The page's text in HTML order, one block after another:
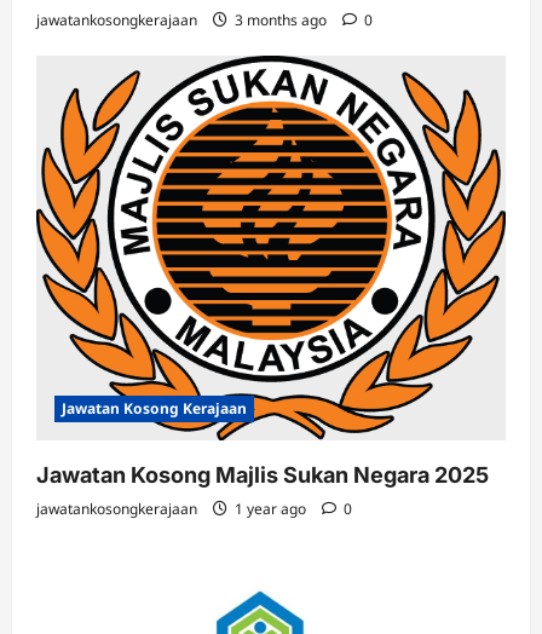
jawatankosongkerajaan 3 months ago 0
Jawatan Kosong Kerajaan
Jawatan Kosong Majlis Sukan Negara 2025
jawatankosongkerajaan 1 year ago 0